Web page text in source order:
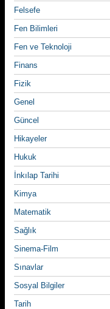
Felsefe
Fen Bilimleri
Fen ve Teknoloji
Finans
Fizik
Genel
Güncel
Hikayeler
Hukuk
İnkılap Tarihi
Kimya
Matematik
Sağlık
Sinema-Film
Sınavlar
Sosyal Bilgiler
Tarih